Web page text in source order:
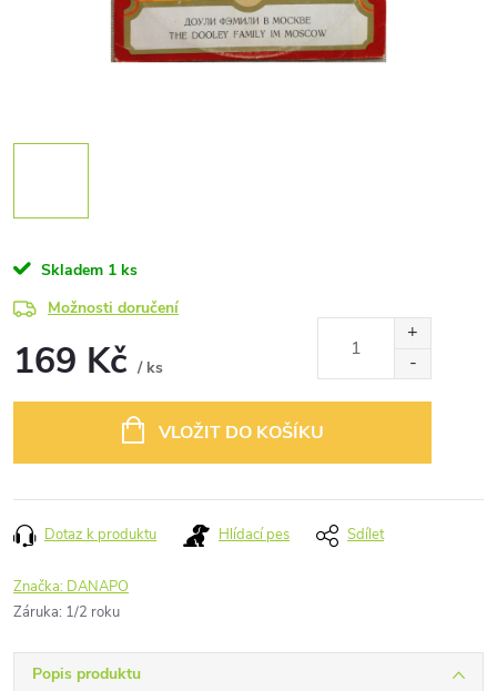
Skladem 1 ks
Možnosti doručení
169 Kč / ks
VLOŽIT DO KOŠÍKU
Dotaz k produktu Hlídací pes Sdílet
Značka: DANAPO
Záruka: 1/2 roku
Popis produktu